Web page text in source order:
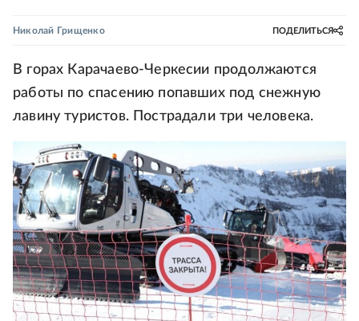
Николай Грищенко ПОДЕЛИТЬСЯ
В горах Карачаево-Черкесии продолжаются
работы по спасению попавших под снежную
лавину туристов. Пострадали три человека.